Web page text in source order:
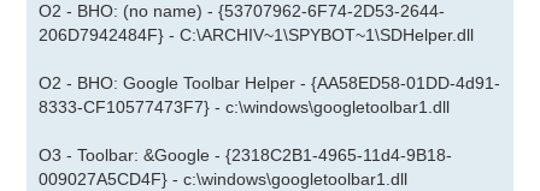
O2 - BHO: (no name) - {53707962-6F74-2D53-2644-
206D7942484F} - C:\ARCHIV~1\SPYBOT~1\SDHelper.dll
O2 - BHO: Google Toolbar Helper - {AA58ED58-01DD-4d91-
8333-CF10577473F7} - c:\windows\googletoolbar1.dll
O3 - Toolbar: &Google - {2318C2B1-4965-11d4-9B18-
009027A5CD4F} - c:\windows\googletoolbar1.dll